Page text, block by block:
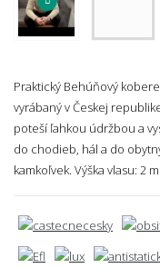
Praktický Behúňový
vyrábaný v Českej
poteší ľahkou údržbou a
do chodieb, hál a do
kamkoľvek. Výška vlasu: 2